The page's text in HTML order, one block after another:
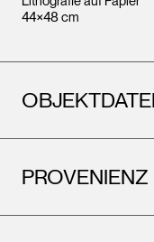
44×48 cm
PROVENIENZ